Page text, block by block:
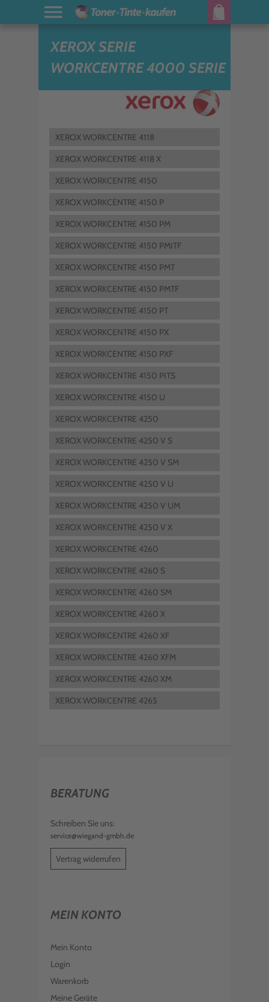
XEROX SERIE
WORKCENTRE 4000 SERIE
XEROX WORKCENTRE 4118
XEROX WORKCENTRE 4118 X
XEROX WORKCENTRE 4150
XEROX WORKCENTRE 4150 P
XEROX WORKCENTRE 4150 PM
XEROX WORKCENTRE 4150 PMITF
XEROX WORKCENTRE 4150 PMT
XEROX WORKCENTRE 4150 PMTF
XEROX WORKCENTRE 4150 PT
XEROX WORKCENTRE 4150 PX
XEROX WORKCENTRE 4150 PXF
XEROX WORKCENTRE 4150 PITS
XEROX WORKCENTRE 4150 U
XEROX WORKCENTRE 4250
XEROX WORKCENTRE 4250 V S
XEROX WORKCENTRE 4250 V SM
XEROX WORKCENTRE 4250 V U
XEROX WORKCENTRE 4250 V UM
XEROX WORKCENTRE 4250 V X
XEROX WORKCENTRE 4260
XEROX WORKCENTRE 4260 S
XEROX WORKCENTRE 4260 SM
XEROX WORKCENTRE 4260 X
XEROX WORKCENTRE 4260 XF
XEROX WORKCENTRE 4260 XFM
XEROX WORKCENTRE 4260 XM
XEROX WORKCENTRE 4265
BERATUNG
Schreiben Sie uns:
service@wiegand-gmbh.de
Vertrag widerrufen
MEIN KONTO
Mein Konto
Login
Warenkorb
Meine Geräte